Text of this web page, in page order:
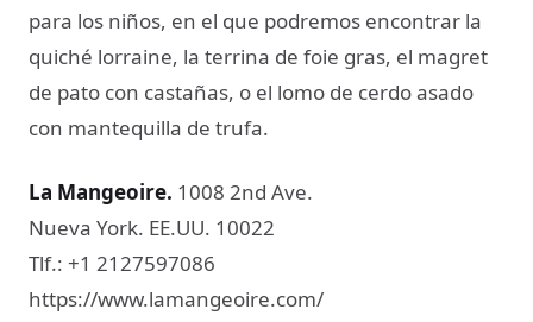
para los niños, en el que podremos encontrar la
quiché lorraine, la terrina de foie gras, el magret
de pato con castañas, o el lomo de cerdo asado
con mantequilla de trufa.
La Mangeoire. 1008 2nd Ave.
Nueva York. EE.UU. 10022
Tlf.: +1 2127597086
https://www.lamangeoire.com/